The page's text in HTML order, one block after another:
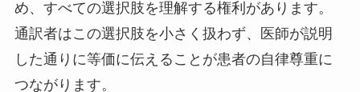
め、すべての選択肢を理解する権利があります。
通訳者はこの選択肢を小さく扱わず、医師が説明
した通りに等価に伝えることが患者の自律尊重に
つながります。